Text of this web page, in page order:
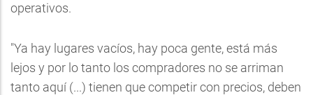
operativos.
"Ya hay lugares vacíos, hay poca gente, está más
lejos y por lo tanto los compradores no se arriman
tanto aquí (...) tienen que competir con precios, deben